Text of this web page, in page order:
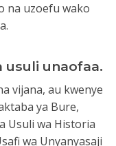
na uzoefu wako
usuli unaofaa.
vijana, au kwenye
ya Bure,
Usuli wa Historia
wa Unyanyasaji